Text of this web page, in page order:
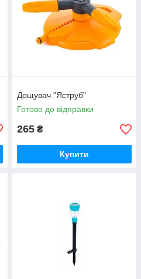
Дощувач "Яструб"
Готово до відправки
265 ₴
Купити